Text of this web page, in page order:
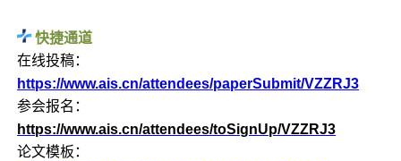
快捷通道
在线投稿：
https://www.ais.cn/attendees/paperSubmit/VZZRJ3
参会报名：
https://www.ais.cn/attendees/toSignUp/VZZRJ3
论文模板：